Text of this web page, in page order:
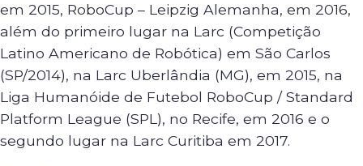
em 2015, RoboCup – Leipzig Alemanha, em 2016,
além do primeiro lugar na Larc (Competição
Latino Americano de Robótica) em São Carlos
(SP/2014), na Larc Uberlândia (MG), em 2015, na
Liga Humanóide de Futebol RoboCup / Standard
Platform League (SPL), no Recife, em 2016 e o
segundo lugar na Larc Curitiba em 2017.